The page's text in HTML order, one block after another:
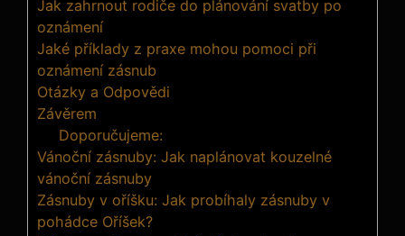
Jak zahrnout rodiče do plánování svatby po
oznámení
Jaké příklady z praxe mohou pomoci při
oznámení zásnub
Otázky a Odpovědi
Závěrem
Doporučujeme:
Vánoční zásnuby: Jak naplánovat kouzelné
vánoční zásnuby
Zásnuby v oříšku: Jak probíhaly zásnuby v
pohádce Oříšek?